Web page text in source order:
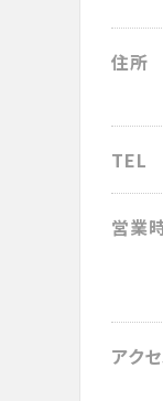
住所
TEL
営業
アク